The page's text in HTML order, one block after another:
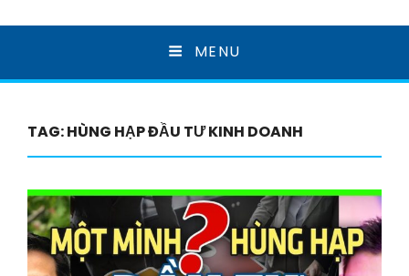
HỌC VIỆN BẤT ĐỘNG
SẢN
MENU
TAG:HÙNG HẠP ĐẦU TƯ KINH DOANH